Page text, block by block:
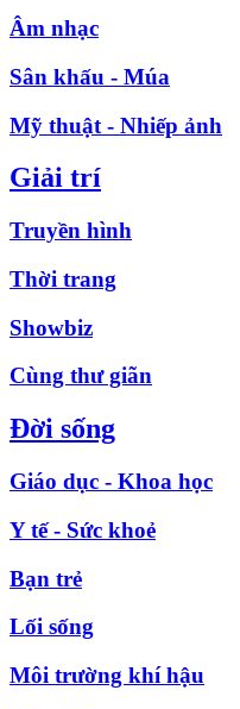
Âm nhạc
Sân khấu - Múa
Mỹ thuật - Nhiếp ảnh
Giải trí
Truyền hình
Thời trang
Showbiz
Cùng thư giãn
Đời sống
Giáo dục - Khoa học
Y tế - Sức khoẻ
Bạn trẻ
Lối sống
Môi trường khí hậu